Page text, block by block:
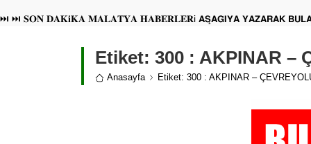
⏭ ⏭ 𝐒𝐎𝐍 𝐃𝐀𝐊𝐢𝐊𝐀 𝐌𝐀𝐋𝐀𝐓𝐘𝐀 𝐇𝐀𝐁𝐄𝐑𝐋𝐄𝐑i 𝗔𝗦̧𝗔𝗚̆𝗜𝗬𝗔 𝗬𝗔𝗭𝗔𝗥𝗔𝗞
Etiket: 300 : AKPINAR –
Anasayfa Etiket: 300 : AKPINAR –